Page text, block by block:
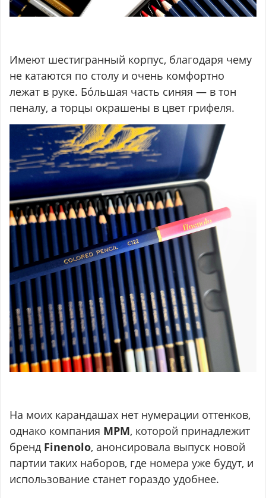
Имеют шестигранный корпус, благодаря чему
не катаются по столу и очень комфортно
лежат в руке. Бóльшая часть синяя — в тон
пеналу, а торцы окрашены в цвет грифеля.
На моих карандашах нет нумерации оттенков,
однако компания MPM, которой принадлежит
бренд Finenolo, анонсировала выпуск новой
партии таких наборов, где номера уже будут, и
использование станет гораздо удобнее.